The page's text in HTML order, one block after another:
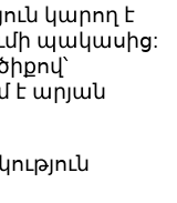
կարող է
պակասից:
է արյան